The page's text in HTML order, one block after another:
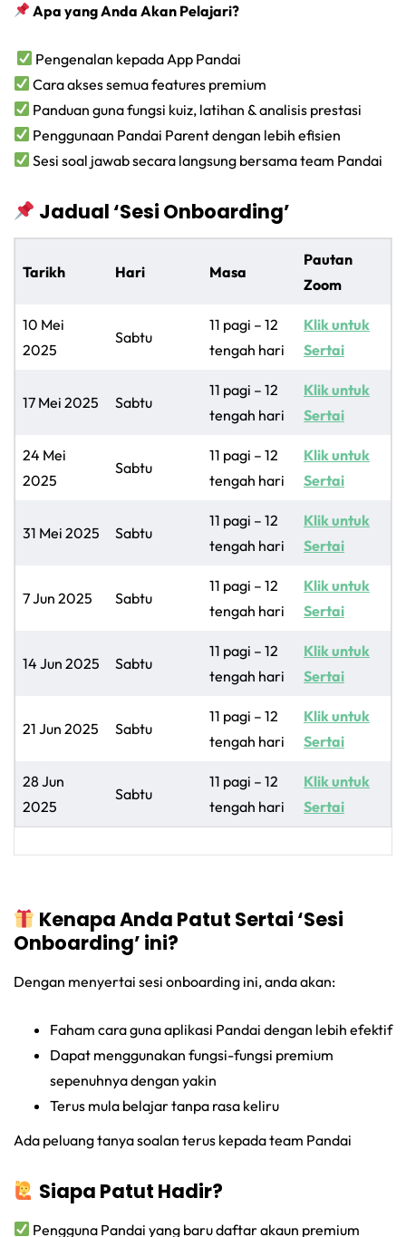
Apa yang Anda Akan Pelajari?
Pengenalan kepada App Pandai
Cara akses semua features premium
Panduan guna fungsi kuiz, latihan & analisis prestasi
Penggunaan Pandai Parent dengan lebih efisien
Sesi soal jawab secara langsung bersama team Pandai
Jadual ‘Sesi Onboarding’
Tarikh Hari Masa
Pautan
Zoom
10 Mei
2025
Sabtu
11 pagi – 12
tengah hari
Klik untuk
Sertai
17 Mei 2025 Sabtu
11 pagi – 12
tengah hari
Klik untuk
Sertai
24 Mei
2025
Sabtu
11 pagi – 12
tengah hari
Klik untuk
Sertai
31 Mei 2025 Sabtu
11 pagi – 12
tengah hari
Klik untuk
Sertai
7 Jun 2025 Sabtu
11 pagi – 12
tengah hari
Klik untuk
Sertai
14 Jun 2025 Sabtu
11 pagi – 12
tengah hari
Klik untuk
Sertai
21 Jun 2025 Sabtu
11 pagi – 12
tengah hari
Klik untuk
Sertai
28 Jun
2025
Sabtu
11 pagi – 12
tengah hari
Klik untuk
Sertai
Kenapa Anda Patut Sertai ‘Sesi
Onboarding’ ini?
Dengan menyertai sesi onboarding ini, anda akan:
Faham cara guna aplikasi Pandai dengan lebih efektif
Dapat menggunakan fungsi-fungsi premium
sepenuhnya dengan yakin
Terus mula belajar tanpa rasa keliru
Ada peluang tanya soalan terus kepada team Pandai
Siapa Patut Hadir?
Pengguna Pandai yang baru daftar akaun premium